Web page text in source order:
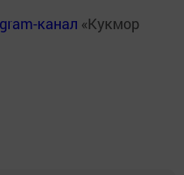
канал «Кукмор